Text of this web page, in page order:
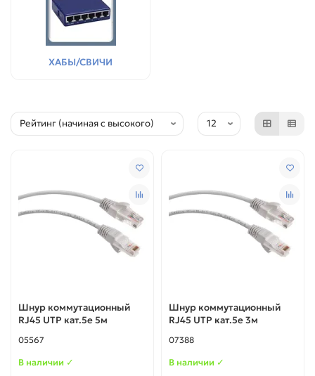
ХАБЫ/СВИЧИ
Шнур коммутационный
RJ45 UTP кат.5е 5м
05567
В наличии ✓
Шнур коммутационный
RJ45 UTP кат.5е 3м
07388
В наличии ✓